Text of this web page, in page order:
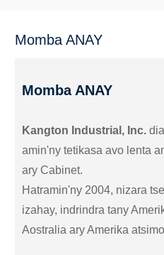
Momba ANAY
Momba ANAY
Kangton Industrial, Inc.
amin'ny tetikasa avo lenta
ary Cabinet.
Hatramin'ny 2004, nizara
izahay, indrindra tany
Aostralia ary Amerika